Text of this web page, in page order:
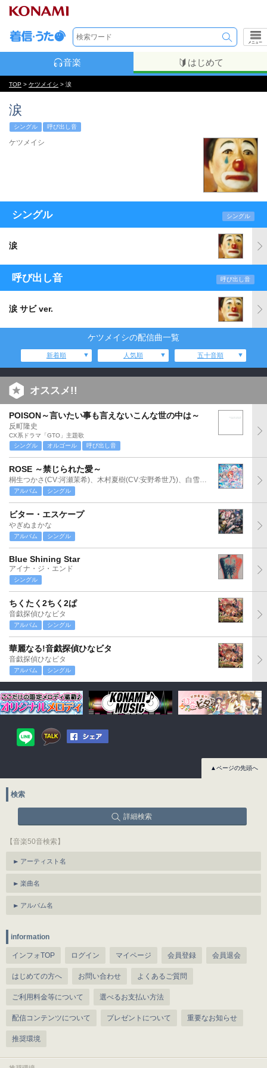
メニュー
音楽 はじめて
TOP > ケツメイシ > 涙
涙
シングル 呼び出し音
ケツメイシ
シングル シングル
涙
呼び出し音 呼び出し音
涙 サビ ver.
ケツメイシの配信曲一覧
新着順 人気順 五十音順
オススメ!!
POISON～言いたい事も言えないこんな世の中は～
反町隆史
CX系ドラマ「GTO」主題歌
シングル
オルゴール 呼び出し音
ROSE ～禁じられた愛～
桐生つかさ(CV:河瀬茉希)、木村夏樹(CV:安野希世乃)、白雪千夜(CV:関口理咲)
アルバム シングル
ビター・エスケープ
やぎぬまかな
アルバム シングル
Blue Shining Star
アイナ・ジ・エンド
シングル
ちくたく2ちく2ぱ
音戯探偵ひなビタ
アルバム シングル
華麗なる!音戯探偵ひなビタ
音戯探偵ひなビタ
アルバム シングル
▲ページの先頭へ
検索
詳細検索
【音楽50音検索】
アーティスト名
楽曲名
アルバム名
information
インフォTOP ログイン マイページ 会員登録 会員退会
はじめての方へ お問い合わせ よくあるご質問
ご利用料金等について 選べるお支払い方法
配信コンテンツについて プレゼントについて 重要なお知らせ
推奨環境